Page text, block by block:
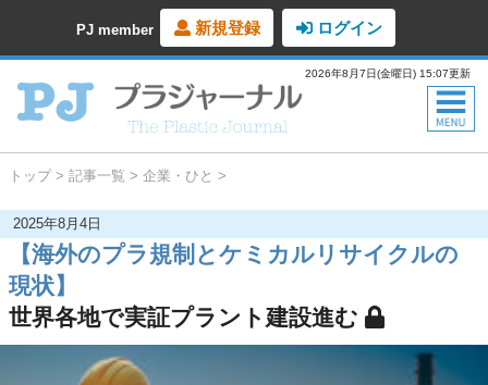
PJ member 新規登録 ログイン
2026年8月7日(金曜日) 15:07更新
トップ 記事一覧 企業・ひと
2025年8月4日
【海外のプラ規制とケミカルリサイクルの
現状】
世界各地で実証プラント建設進む